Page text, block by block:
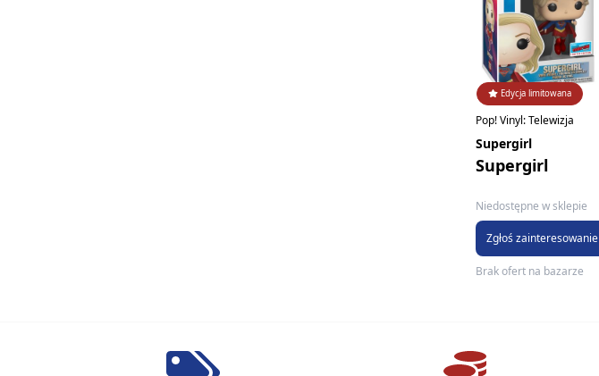
Edycja limitowana
Pop! Vinyl: Telewizja
Supergirl
Supergirl
Niedostępne w sklepie
Zgłoś zainteresowanie
Brak ofert na bazarze